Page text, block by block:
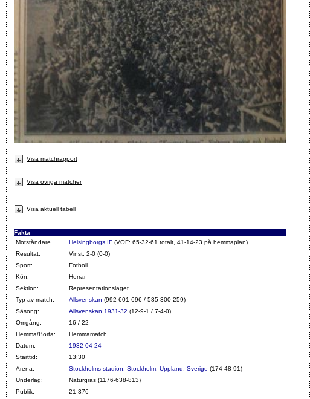
Visa matchrapport
Visa övriga matcher
Visa aktuell tabell
Fakta
Motståndare
Helsingborgs IF (VOF: 65-32-61 totalt, 41-14-23 på hemmaplan)
Resultat:
Vinst: 2-0 (0-0)
Sport:
Fotboll
Kön:
Herrar
Sektion:
Representationslaget
Typ av match:
Allsvenskan (992-601-696 / 585-300-259)
Säsong:
Allsvenskan 1931-32 (12-9-1 / 7-4-0)
Omgång:
16 / 22
Hemma/Borta:
Hemmamatch
Datum:
1932-04-24
Starttid:
13:30
Arena:
Stockholms stadion, Stockholm, Uppland, Sverige (174-48-91)
Underlag:
Naturgräs (1176-638-813)
Publik:
21 376